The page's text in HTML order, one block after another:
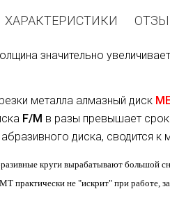
ХАРАКТЕРИСТИКИ
значительно
металла алмазный диск
F/M в разы превышает
диска, сводится к
круги вырабатывают большой
практически не "искрит" при работе,